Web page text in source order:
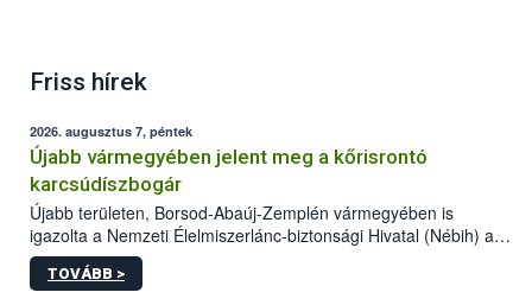
Friss hírek
2026. augusztus 7, péntek
Újabb vármegyében jelent meg a kőrisrontó
karcsúdíszbogár
Újabb területen, Borsod-Abaúj-Zemplén vármegyében is
igazolta a Nemzeti Élelmiszerlánc-biztonsági Hivatal (Nébih) a
kőrisrontó karcsúdíszbogár (Agrilus planipennis) jelenlétét. A
kártevőt nem csak színcsapdában találták meg, de már fertőzött
TOVÁBB >